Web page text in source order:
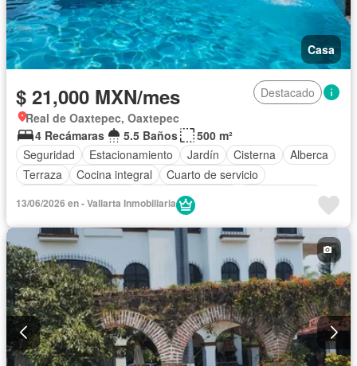
Casa
$ 21,000 MXN/mes
Destacado
Real de Oaxtepec, Oaxtepec
4 Recámaras
5.5 Baños
500 m²
Seguridad
Estacionamiento Jardín Cisterna
Alberca
Terraza
Cocina integral
Cuarto de servicio
Vista panorámica
Completamente amueblado
13/06/2026 en - Vallarta Inmobiliaria